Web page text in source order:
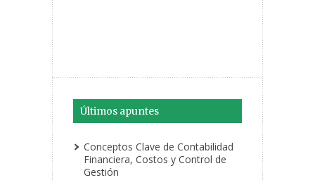
Últimos apuntes
Conceptos Clave de Contabilidad
Financiera, Costos y Control de
Gestión